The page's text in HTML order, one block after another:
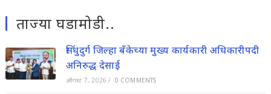
ताज्या घडामोडी..
सिंधुदुर्ग जिल्हा बँकेच्या मुख्य कार्यकारी अधिकारीपदी
अनिरुद्ध देसाई
ऑगस्ट 7, 2026 / 0 COMMENTS